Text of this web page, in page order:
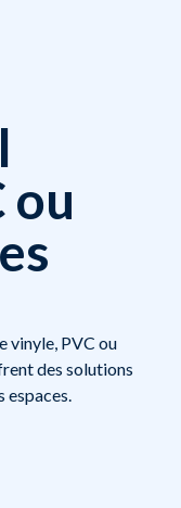
ou
vinyle, PVC ou
des solutions
espaces.